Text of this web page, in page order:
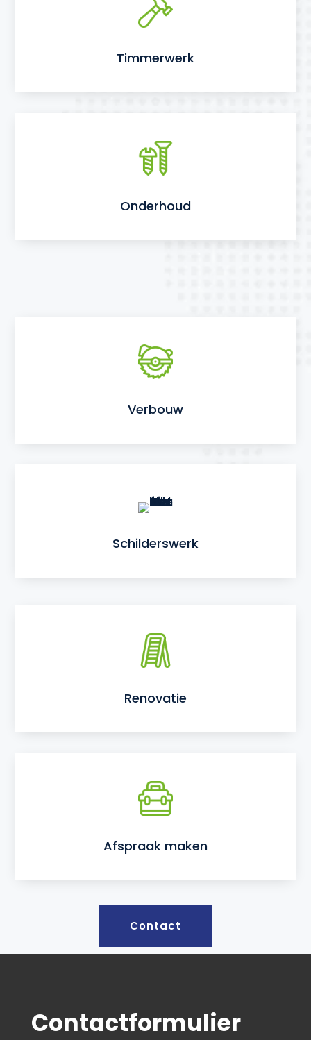
Timmerwerk
Onderhoud
Verbouw
Schilderswerk
Renovatie
Afspraak maken
Contact
Contactformulier